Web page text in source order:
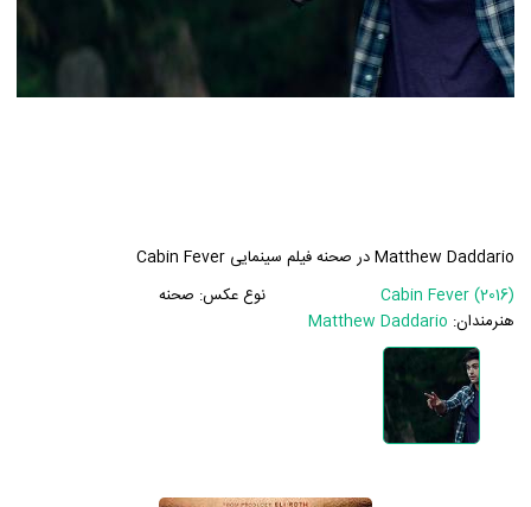
Matthew Daddario در صحنه فیلم سینمایی Cabin Fever
Cabin Fever (2016)
نوع عکس: صحنه
هنرمندان: Matthew Daddario